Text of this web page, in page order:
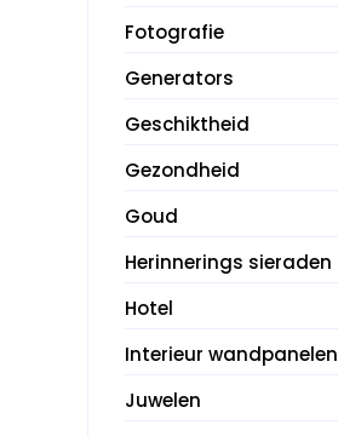
Fotografie
Generators
Geschiktheid
Gezondheid
Goud
Herinnerings sieraden
Hotel
Interieur wandpanelen
Juwelen